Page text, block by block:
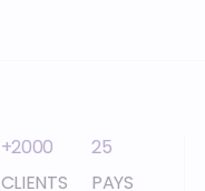
+2000
CLIENTS
25
PAYS